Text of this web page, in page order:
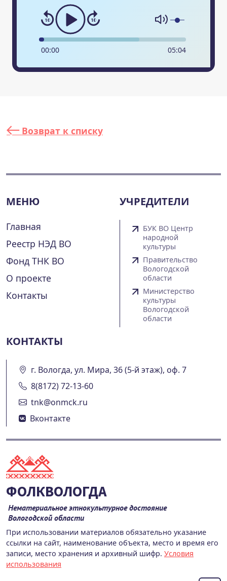
00:00 05:04
Возврат к списку
МЕНЮ
Главная
Реестр НЭД ВО
Фонд ТНК ВО
О проекте
Контакты
УЧРЕДИТЕЛИ
БУК ВО Центр
народной
культуры
Правительство
Вологодской
области
Министерство
культуры
Вологодской
области
КОНТАКТЫ
г. Вологда, ул. Мира, 36 (5-й этаж), оф. 7
8(8172) 72-13-60
tnk@onmck.ru
Вконтакте
ФОЛКВОЛОГДА
Нематериальное этнокультурное достояние
Вологодской области
При использовании материалов обязательно указание
ссылки на сайт, наименование объекта, место и время его
записи, место хранения и архивный шифр. Условия
использования